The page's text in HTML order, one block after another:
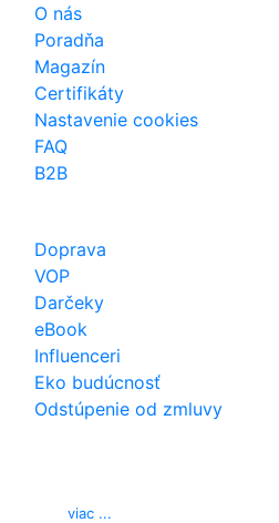
O nás
Poradňa
Magazín
Certifikáty
Nastavenie cookies
FAQ
B2B
Doprava
VOP
Darčeky
eBook
Influenceri
Eko budúcnosť
Odstúpenie od zmluvy
viac ...